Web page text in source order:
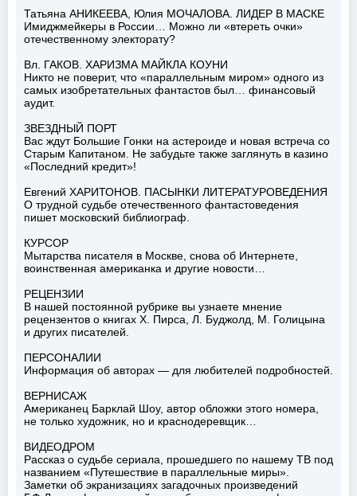
Татьяна АНИКЕЕВА, Юлия МОЧАЛОВА. ЛИДЕР В МАСКЕ
Имиджмейкеры в России… Можно ли «втереть очки»
отечественному электорату?
Вл. ГАКОВ. ХАРИЗМА МАЙКЛА КОУНИ
Никто не поверит, что «параллельным миром» одного из
самых изобретательных фантастов был… финансовый
аудит.
ЗВЕЗДНЫЙ ПОРТ
Вас ждут Большие Гонки на астероиде и новая встреча со
Старым Капитаном. Не забудьте также заглянуть в казино
«Последний кредит»!
Евгений ХАРИТОНОВ. ПАСЫНКИ ЛИТЕРАТУРОВЕДЕНИЯ
О трудной судьбе отечественного фантастоведения
пишет московский библиограф.
КУРСОР
Мытарства писателя в Москве, снова об Интернете,
воинственная американка и другие новости…
РЕЦЕНЗИИ
В нашей постоянной рубрике вы узнаете мнение
рецензентов о книгах X. Пирса, Л. Буджолд, М. Голицына
и других писателей.
ПЕРСОНАЛИИ
Информация об авторах — для любителей подробностей.
ВЕРНИСАЖ
Американец Барклай Шоу, автор обложки этого номера,
не только художник, но и краснодеревщик…
ВИДЕОДРОМ
Рассказ о судьбе сериала, прошедшего по нашему ТВ под
названием «Путешествие в параллельные миры».
Заметки об экранизациях загадочных произведений